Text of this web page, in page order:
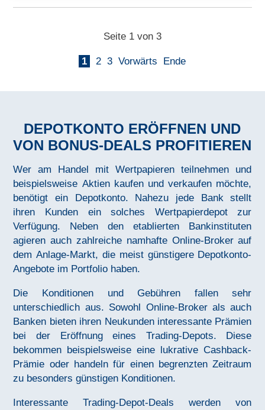
Seite 1 von 3
1 2 3 Vorwärts Ende
DEPOTKONTO ERÖFFNEN UND
VON BONUS-DEALS PROFITIEREN
Wer am Handel mit Wertpapieren teilnehmen und
beispielsweise Aktien kaufen und verkaufen möchte,
benötigt ein Depotkonto. Nahezu jede Bank stellt
ihren Kunden ein solches Wertpapierdepot zur
Verfügung. Neben den etablierten Bankinstituten
agieren auch zahlreiche namhafte Online-Broker auf
dem Anlage-Markt, die meist günstigere Depotkonto-
Angebote im Portfolio haben.
Die Konditionen und Gebühren fallen sehr
unterschiedlich aus. Sowohl Online-Broker als auch
Banken bieten ihren Neukunden interessante Prämien
bei der Eröffnung eines Trading-Depots. Diese
bekommen beispielsweise eine lukrative Cashback-
Prämie oder handeln für einen begrenzten Zeitraum
zu besonders günstigen Konditionen.
Interessante Trading-Depot-Deals werden von